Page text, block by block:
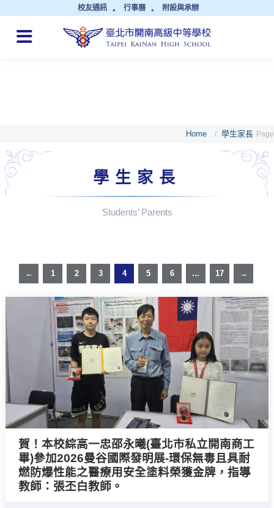
校友通訊 行事曆 附設與承辦
QUICK LINKS
Home / 學生家長 Page
學生家長
Students’ Parents
← 1 2 3 4 5 6 ... 17 →
賀！本校綜高一忠邵永曦(臺北市私立開南商工
畢)參加2026曼谷國際發明展-環保無毒且具耐
燃防爆性能之醫療用安全塗料榮獲金牌，指導
教師：張丕白教師。